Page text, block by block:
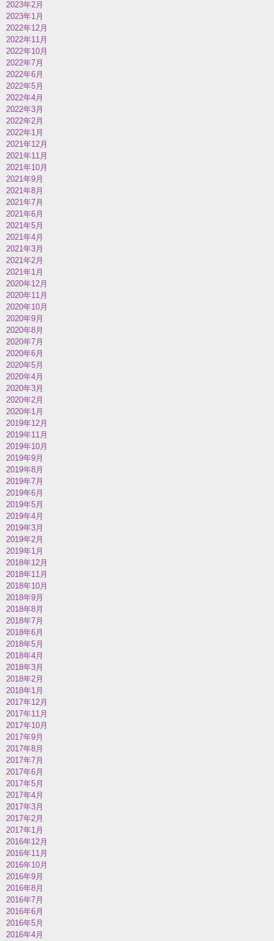
2023年2月
2023年1月
2022年12月
2022年11月
2022年10月
2022年7月
2022年6月
2022年5月
2022年4月
2022年3月
2022年2月
2022年1月
2021年12月
2021年11月
2021年10月
2021年9月
2021年8月
2021年7月
2021年6月
2021年5月
2021年4月
2021年3月
2021年2月
2021年1月
2020年12月
2020年11月
2020年10月
2020年9月
2020年8月
2020年7月
2020年6月
2020年5月
2020年4月
2020年3月
2020年2月
2020年1月
2019年12月
2019年11月
2019年10月
2019年9月
2019年8月
2019年7月
2019年6月
2019年5月
2019年4月
2019年3月
2019年2月
2019年1月
2018年12月
2018年11月
2018年10月
2018年9月
2018年8月
2018年7月
2018年6月
2018年5月
2018年4月
2018年3月
2018年2月
2018年1月
2017年12月
2017年11月
2017年10月
2017年9月
2017年8月
2017年7月
2017年6月
2017年5月
2017年4月
2017年3月
2017年2月
2017年1月
2016年12月
2016年11月
2016年10月
2016年9月
2016年8月
2016年7月
2016年6月
2016年5月
2016年4月